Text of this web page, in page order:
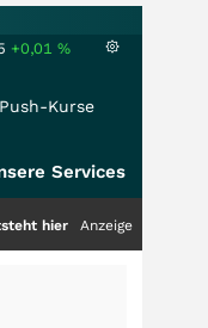
+0,01 %
Push-Kurse
Services
Milliardenstory?
Anzeige